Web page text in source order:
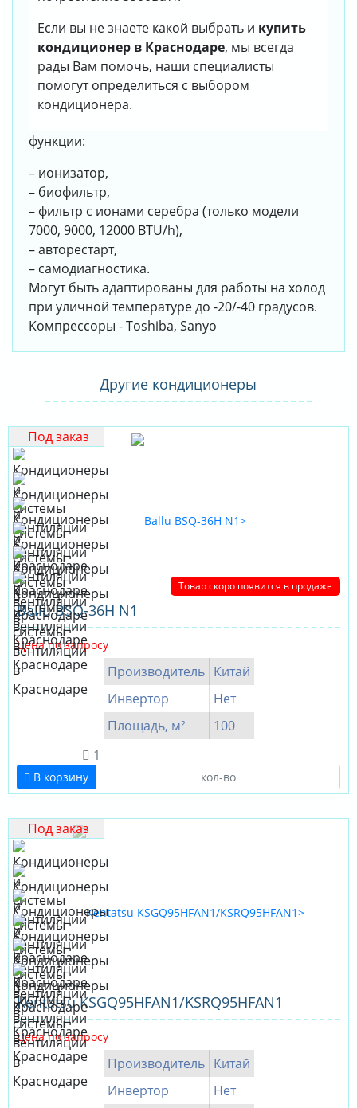
Если вы не знаете какой выбрать и купить
кондиционер в Краснодаре, мы всегда
рады Вам помочь, наши специалисты
помогут определиться с выбором
кондиционера.
функции:
– ионизатор,
– биофильтр,
– фильтр с ионами серебра (только модели
7000, 9000, 12000 BTU/h),
– авторестарт,
– самодиагностика.
Могут быть адаптированы для работы на холод
при уличной температуре до -20/-40 градусов.
Компрессоры - Toshiba, Sanyo
Другие кондиционеры
Под заказ
Товар скоро появится в продаже
Ballu BSQ-36H N1
Цена по запросу
Производитель Китай
Инвертор
Нет
Площадь, м²
100
1
В корзину
Под заказ
Kentatsu KSGQ95HFAN1/KSRQ95HFAN1
Цена по запросу
Производитель Китай
Инвертор
Нет